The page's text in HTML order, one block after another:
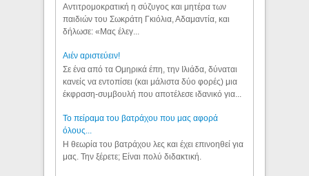
Αντιτρομοκρατική η σύζυγος και μητέρα των
παιδιών του Σωκράτη Γκιόλια, Αδαμαντία, και
δήλωσε: «Μας έλεγ...
Aιέν αριστεύειν!
Σε ένα από τα Ομηρικά έπη, την Ιλιάδα, δύναται
κανείς να εντοπίσει (και μάλιστα δύο φορές) μια
έκφραση-συμβουλή που αποτέλεσε ιδανικό για...
Το πείραμα του βατράχου που μας αφορά
όλους...
Η θεωρία του βατράχου λες και έχει επινοηθεί για
μας. Την ξέρετε; Είναι πολύ διδακτική.